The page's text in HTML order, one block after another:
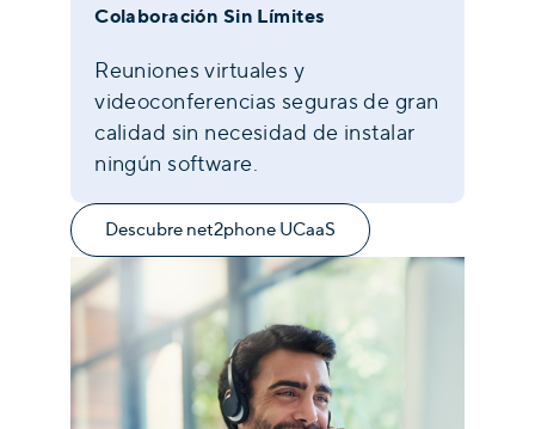
Colaboración Sin Límites
Reuniones virtuales y
videoconferencias seguras de gran
calidad sin necesidad de instalar
ningún software.
Descubre net2phone UCaaS